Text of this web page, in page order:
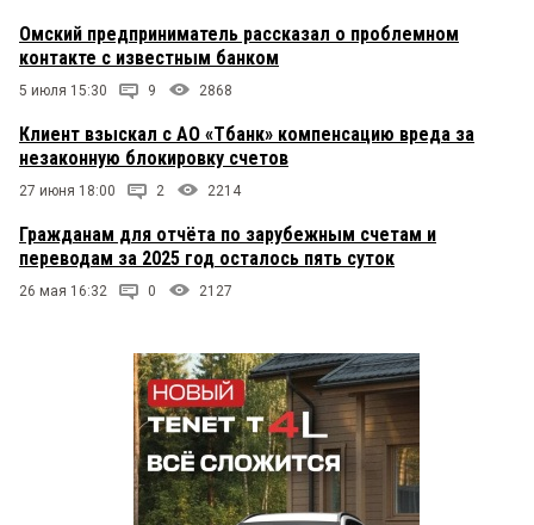
Омский предприниматель рассказал о проблемном
контакте с известным банком
5 июля 15:30 9 2868
Клиент взыскал с АО «Тбанк» компенсацию вреда за
незаконную блокировку счетов
27 июня 18:00 2 2214
Гражданам для отчёта по зарубежным счетам и
переводам за 2025 год осталось пять суток
26 мая 16:32 0 2127